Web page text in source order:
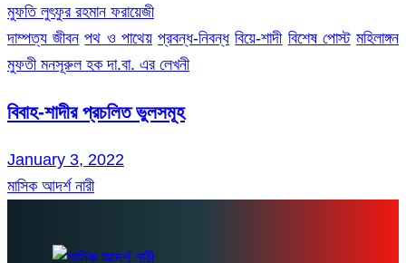
মুফতি লুৎফুর রহমান ফরায়েজী
দাম্পত্য জীবন পথ ও পাথেয় প্রবন্ধ-নিবন্ধ বিয়ে-শাদী বিশেষ পোস্ট মহিলাঙ্গন
মুফতী মনসূরুল হক দা.বা. এর লেখনী
বিবাহ-শাদীর প্রচলিত ভুলসমূহ
January 3, 2022
মাসিক আদর্শ নারী